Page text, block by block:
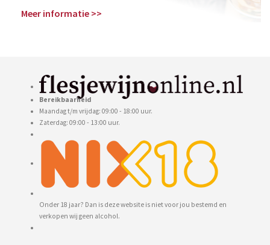
Meer informatie >>
Bereikbaarheid
Maandag t/m vrijdag: 09:00 - 18:00 uur.
Zaterdag: 09:00 - 13:00 uur.
Onder 18 jaar? Dan is deze website is niet voor jou bestemd en
verkopen wij geen alcohol.